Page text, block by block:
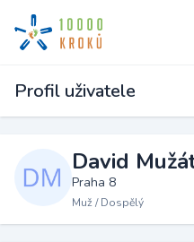
Profil uživatele
David
Praha 8
Muž / Dospělý